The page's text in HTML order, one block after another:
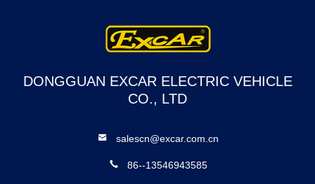
DONGGUAN EXCAR ELECTRIC VEHICLE
CO., LTD
salescn@excar.com.cn
86--13546943585